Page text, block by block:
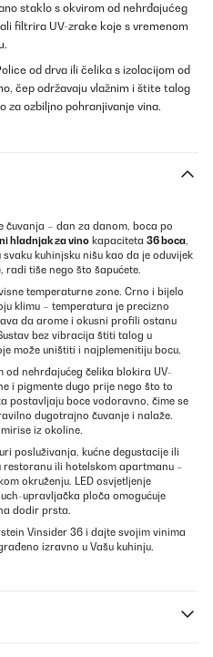
staklo s okvirom od nehrđajućeg
filtrira UV-zrake koje s vremenom
od drva ili čelika s izolacijom od
čep održavaju vlažnim i štite talog
za ozbiljno pohranjivanje vina.
čuvanja – dan za danom, boca po
hladnjak za vino kapaciteta 36 boca,
kuhinjsku nišu kao da je oduvijek
radi tiše nego što šapućete.
temperaturne zone. Crno i bijelo
klimu – temperatura je precizno
da arome i okusni profili ostanu
bez vibracija štiti talog u
može uništiti i najplemenitiju bocu.
nehrđajućeg čelika blokira UV-
i pigmente dugo prije nego što to
postavljaju boce vodoravno, čime se
dugotrajno čuvanje i nalaže.
iz okoline.
posluživanja, kućne degustacije ili
ili hotelskom apartmanu –
okruženju. LED osvjetljenje
upravljačka ploča omogućuje
dodir prsta.
Vinsider 36 i dajte svojim vinima
izravno u Vašu kuhinju.